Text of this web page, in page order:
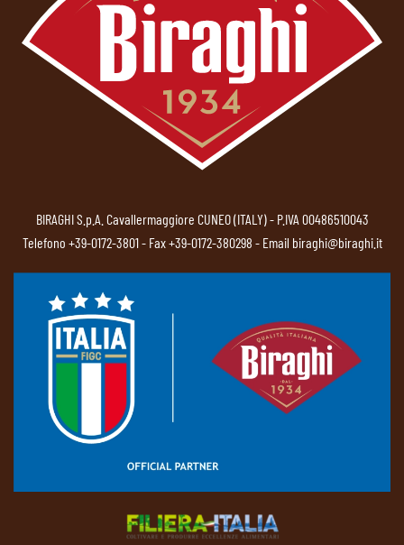
BIRAGHI S.p.A. Cavallermaggiore CUNEO (ITALY) - P.IVA 00486510043
Telefono +39-0172-3801- Fax +39-0172-380298 - Email biraghi@biraghi.it